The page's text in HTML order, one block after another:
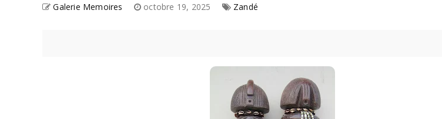
Galerie Memoires octobre 19, 2025 Zandé